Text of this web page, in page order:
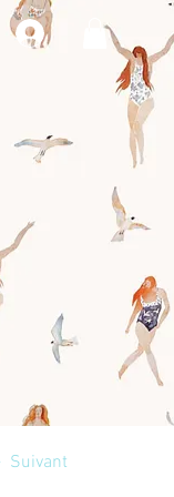
Suivant